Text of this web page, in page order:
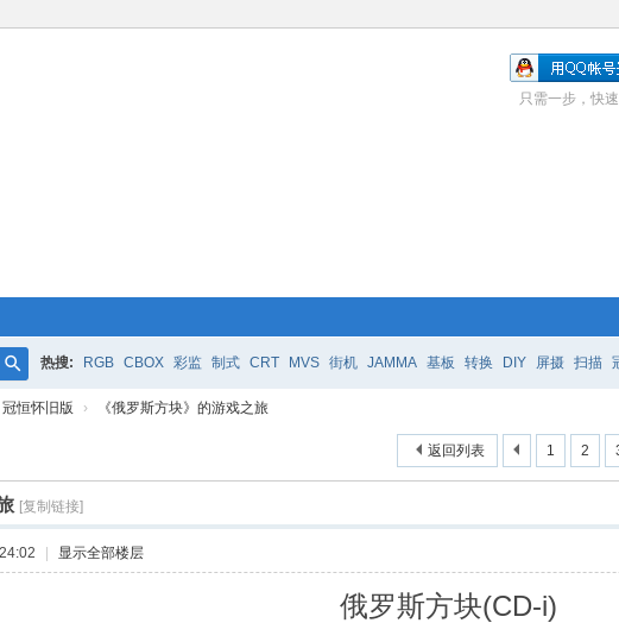
只需一步，快
搜
热搜: RGB CBOX 彩监 制式 CRT MVS 街机 JAMMA 基板 转换 DIY 屏摄 扫描
冠恒怀旧版 › 《俄罗斯方块》的游戏之旅
1 2
返回列表
[复制链接]
| 显示全部楼层
俄罗斯方块(CD-i)